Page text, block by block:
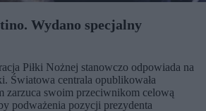
Wydano specjalny
Piłki Nożnej stanowczo odpowiada na
Światowa centrala opublikowała
zarzuca swoim przeciwnikom celową
podważenia pozycji prezydenta